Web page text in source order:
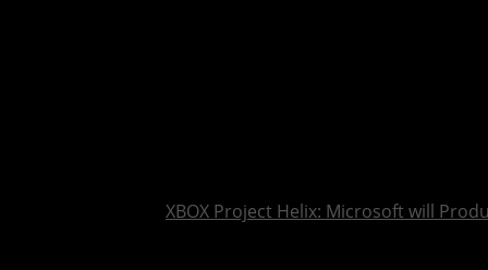
XBOX Project Helix: Microsoft will